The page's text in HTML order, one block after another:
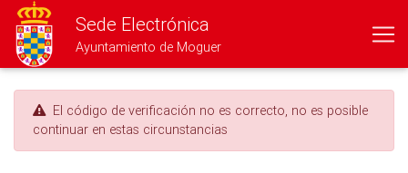
Sede Electrónica
Ayuntamiento de Moguer
El código de verificación no es correcto, no es posible
continuar en estas circunstancias